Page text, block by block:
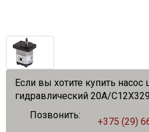
Если вы хотите купить
гидравлический 20A/
Позвонить:
+375 (29)